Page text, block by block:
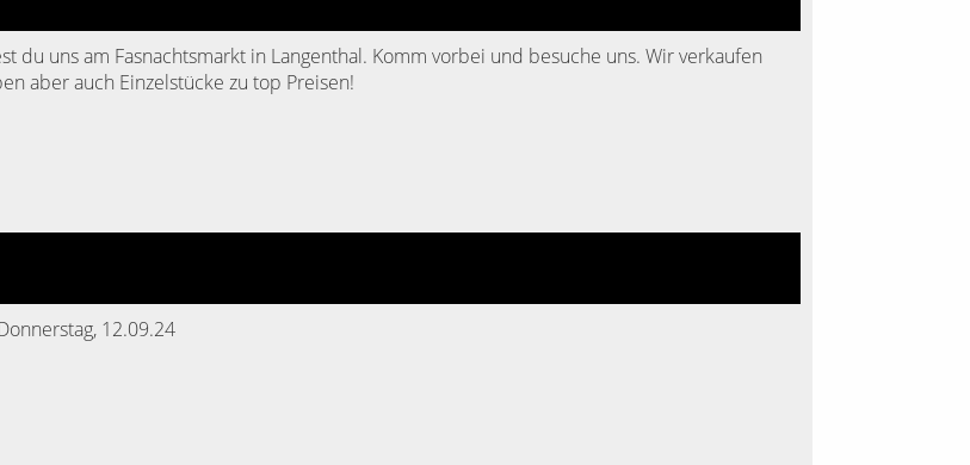
du uns am Fasnachtsmarkt in Langenthal. Komm vorbei und besuche uns. Wir verkaufen
aber auch Einzelstücke zu top Preisen!
12.09.24